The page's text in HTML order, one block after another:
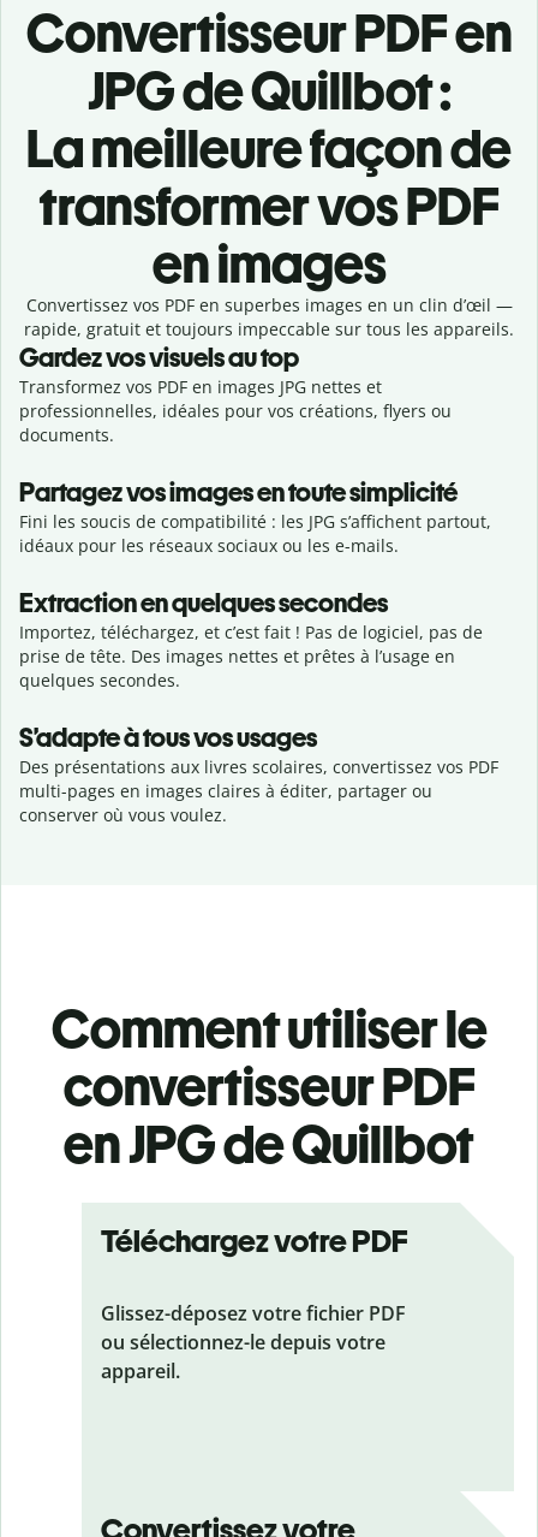
Convertisseur PDF en
JPG de Quillbot :
La meilleure façon de
transformer vos PDF
en images
Convertissez vos PDF en superbes images en un clin d’œil —
rapide, gratuit et toujours impeccable sur tous les appareils.
Gardez vos visuels au top
Transformez vos PDF en images JPG nettes et
professionnelles, idéales pour vos créations, flyers ou
documents.
Partagez vos images en toute simplicité
Fini les soucis de compatibilité : les JPG s’affichent partout,
idéaux pour les réseaux sociaux ou les e-mails.
Extraction en quelques secondes
Importez, téléchargez, et c’est fait ! Pas de logiciel, pas de
prise de tête. Des images nettes et prêtes à l’usage en
quelques secondes.
S’adapte à tous vos usages
Des présentations aux livres scolaires, convertissez vos PDF
multi-pages en images claires à éditer, partager ou
conserver où vous voulez.
Comment utiliser le
convertisseur PDF
en JPG de Quillbot
Téléchargez votre PDF
Glissez-déposez votre fichier PDF
ou sélectionnez-le depuis votre
appareil.